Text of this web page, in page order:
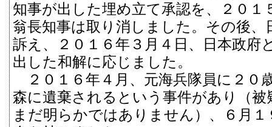
知事が出した埋め立て承認を、２０１
翁長知事は取り消しました。その後、
訴え、２０１６年３月４日、日本政府
出した和解に応じました。
２０１６年４月、元海兵隊員に２０
森に遺棄されるという事件があり（被
まだ明らかではありません）、６月